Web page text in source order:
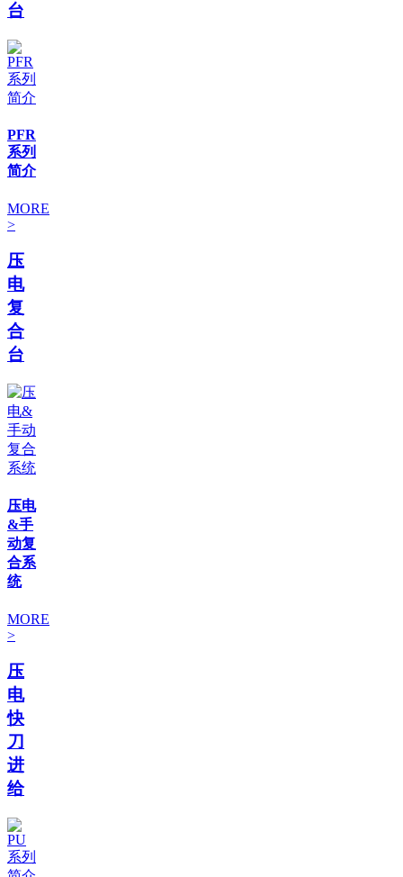
台
PFR
系列
简介
MORE
>
压
电
复
合
台
压电
&手
动复
合系
统
MORE
>
压
电
快
刀
进
给